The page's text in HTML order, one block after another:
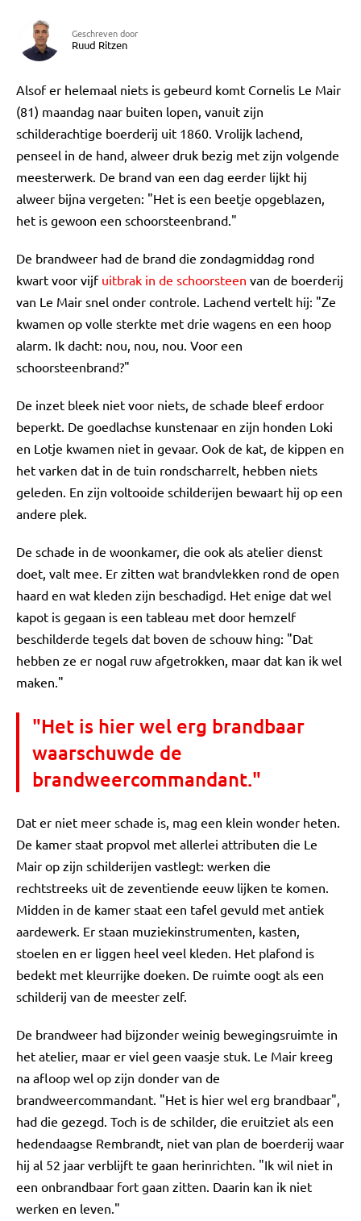
Geschreven door
Ruud Ritzen
Alsof er helemaal niets is gebeurd komt Cornelis Le Mair
(81) maandag naar buiten lopen, vanuit zijn
schilderachtige boerderij uit 1860. Vrolijk lachend,
penseel in de hand, alweer druk bezig met zijn volgende
meesterwerk. De brand van een dag eerder lijkt hij
alweer bijna vergeten: "Het is een beetje opgeblazen,
het is gewoon een schoorsteenbrand."
De brandweer had de brand die zondagmiddag rond
kwart voor vijf uitbrak in de schoorsteen van de boerderij
van Le Mair snel onder controle. Lachend vertelt hij: "Ze
kwamen op volle sterkte met drie wagens en een hoop
alarm. Ik dacht: nou, nou, nou. Voor een
schoorsteenbrand?"
De inzet bleek niet voor niets, de schade bleef erdoor
beperkt. De goedlachse kunstenaar en zijn honden Loki
en Lotje kwamen niet in gevaar. Ook de kat, de kippen en
het varken dat in de tuin rondscharrelt, hebben niets
geleden. En zijn voltooide schilderijen bewaart hij op een
andere plek.
De schade in de woonkamer, die ook als atelier dienst
doet, valt mee. Er zitten wat brandvlekken rond de open
haard en wat kleden zijn beschadigd. Het enige dat wel
kapot is gegaan is een tableau met door hemzelf
beschilderde tegels dat boven de schouw hing: "Dat
hebben ze er nogal ruw afgetrokken, maar dat kan ik wel
maken."
"Het is hier wel erg brandbaar
waarschuwde de
brandweercommandant."
Dat er niet meer schade is, mag een klein wonder heten.
De kamer staat propvol met allerlei attributen die Le
Mair op zijn schilderijen vastlegt: werken die
rechtstreeks uit de zeventiende eeuw lijken te komen.
Midden in de kamer staat een tafel gevuld met antiek
aardewerk. Er staan muziekinstrumenten, kasten,
stoelen en er liggen heel veel kleden. Het plafond is
bedekt met kleurrijke doeken. De ruimte oogt als een
schilderij van de meester zelf.
De brandweer had bijzonder weinig bewegingsruimte in
het atelier, maar er viel geen vaasje stuk. Le Mair kreeg
na afloop wel op zijn donder van de
brandweercommandant. "Het is hier wel erg brandbaar",
had die gezegd. Toch is de schilder, die eruitziet als een
hedendaagse Rembrandt, niet van plan de boerderij waar
hij al 52 jaar verblijft te gaan herinrichten. "Ik wil niet in
een onbrandbaar fort gaan zitten. Daarin kan ik niet
werken en leven."